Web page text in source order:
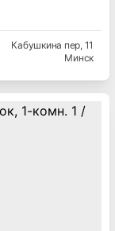
Кабушкина пер, 11
Минск